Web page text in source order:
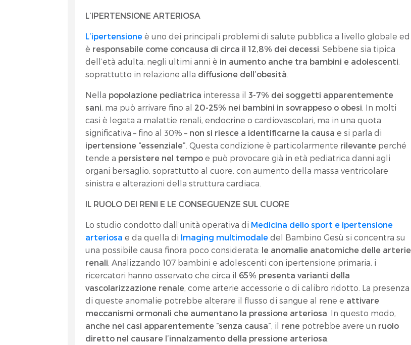
L’IPERTENSIONE ARTERIOSA
L’ipertensioneè uno dei principali problemi di salute pubblica a livello globale ed
è responsabile come concausa di circa il 12,8% dei decessi . Sebbene sia tipica
dell’età adulta, negli ultimi anni è in aumento anche tra bambini e adolescenti,
soprattutto in relazione alla diffusione dell’obesità
Nella popolazione pediatrica interessa il3-7% dei soggetti apparentemente
sani, ma può arrivare fino al 20-25% nei bambini in sovrappeso o obesi . In molti
casi è legata a malattie renali, endocrine o cardiovascolari, ma in una quota
significativa – fino al 30% – non si riesce a identificarne la causa e si parla di
ipertensione “essenziale” . Questa condizione è particolarmente rilevante perché
tende a persistere nel tempo e può provocare già in età pediatrica danni agli
organi bersaglio, soprattutto al cuore, con aumento della massa ventricolare
sinistra e alterazioni della struttura cardiaca.
IL RUOLO DEI RENI E LE CONSEGUENZE SUL CUORE
Lo studio condotto dall’unità operativa di Medicina dello sport e ipertensione
arteriosa e da quella di Imaging multimodale del Bambino Gesù si concentra su
una possibile causa finora poco considerata: le anomalie anatomiche delle arterie
renali . Analizzando 107 bambini e adolescenti con ipertensione primaria, i
ricercatori hanno osservato che circa il 65% presenta varianti della
vascolarizzazione renale, come arterie accessorie o di calibro ridotto. La presenza
di queste anomalie potrebbe alterare il flusso di sangue al rene e attivare
meccanismi ormonali che aumentano la pressione arteriosa . In questo modo,
anche nei casi apparentemente “senza causa”, il rene potrebbe avere un ruolo
diretto nel causare l’innalzamento della pressione arteriosa